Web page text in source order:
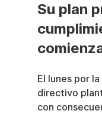
Su plan
El lunes por
directivo
con